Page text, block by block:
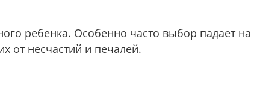
ребенка. Особенно часто выбор падает на
от несчастий и печалей.